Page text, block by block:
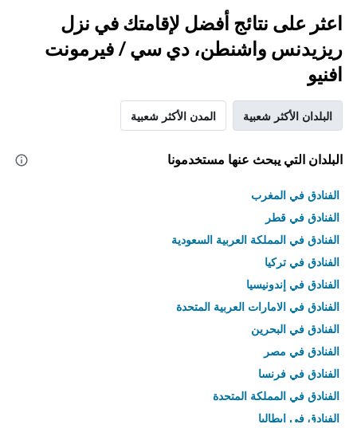
اعثر على نتائج أفضل لإقامتك في نزل
ريزيدنس واشنطن، دي سي / فيرمونت
افنيو
البلدان الأكثر شعبية المدن الأكثر شعبية
البلدان التي يبحث عنها مستخدمونا
الفنادق في المغرب
الفنادق في قطر
الفنادق في المملكة العربية السعودية
الفنادق في تركيا
الفنادق في إندونيسيا
الفنادق في الامارات العربية المتحدة
الفنادق في البحرين
الفنادق في مصر
الفنادق في فرنسا
الفنادق في المملكة المتحدة
الفنادق في إيطاليا